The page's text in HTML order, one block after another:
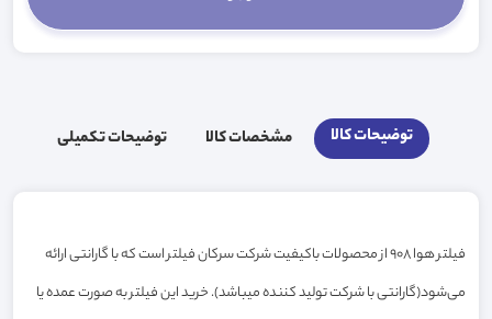
توضیحات کالا مشخصات کالا توضیحات تکمیلی
فیلتر هوا 908 از محصولات باکیفیت شرکت سرکان فیلتر است که با گارانتی ارائه
می‌شود(گارانتی با شرکت تولید کننده میباشد). خرید این فیلتر به صورت عمده یا